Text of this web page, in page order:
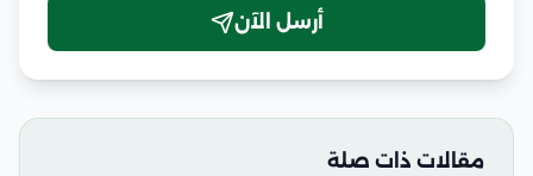
أرسل الآن
مقالات ذات صلة